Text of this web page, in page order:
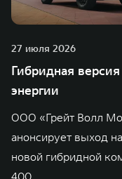
27 июля 2026
Гибридная
энергии
ООО «Грейт Волл
анонсирует выход
новой гибридной
400